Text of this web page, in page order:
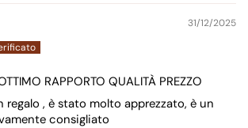
31/12/2025
RAPPORTO QUALITÀ PREZZO
, è stato molto apprezzato, è un
consigliato